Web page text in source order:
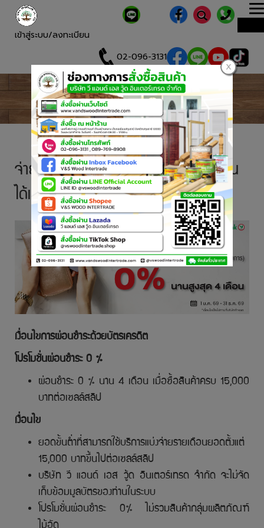
เข้าสู่ระบบ/ลงทะเบียน
02-096-3131
โปรโมชั่นบัตรเครดิต
Credit Card Promotion
จ่ายสบาย ผ่อน 0 % นานสูงสุด 4 เดือน
ได้แล้ววันนี้
เงื่อนไขการผ่อนชำระด้วยบัตรเครดิต
โปรโมชั่นผ่อนชำระ 0 %
ผ่อนชำระ 0 % นาน 4 เดือน เมื่อซื้อสินค้าครบ 15,000
บาทต่อเซลล์สลิป
เงื่อนไข
ยอดขั้นต่ำที่สามารถใช้บริการแบ่งจ่ายรายเดือนยอดตั้งแต่
15,000 บาทขึ้นไปต่อเซลล์สลิป
บริษัท วี แอนด์ เอส วู้ด อินเตอร์เทรด จำกัด จะไม่จัด
เก็บข้อมมูลบัตรของท่านในระบบ
โปรโมชั่นผ่อนชำระ 0% ไม่รวมสินค้ากลุ่มผลิตภัณฑ์
ไม้อัด